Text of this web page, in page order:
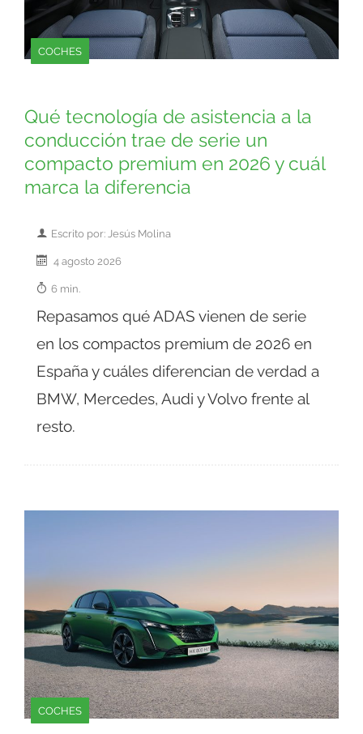
COCHES
Qué tecnología de asistencia a la
conducción trae de serie un
compacto premium en 2026 y cuál
marca la diferencia
Escrito por: Jesús Molina
4 agosto 2026
6 min.
Repasamos qué ADAS vienen de serie
en los compactos premium de 2026 en
España y cuáles diferencian de verdad a
BMW, Mercedes, Audi y Volvo frente al
resto.
COCHES